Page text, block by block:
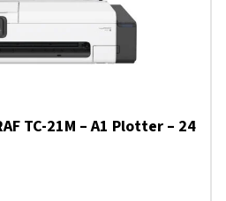
TC-21M – A1 Plotter – 24